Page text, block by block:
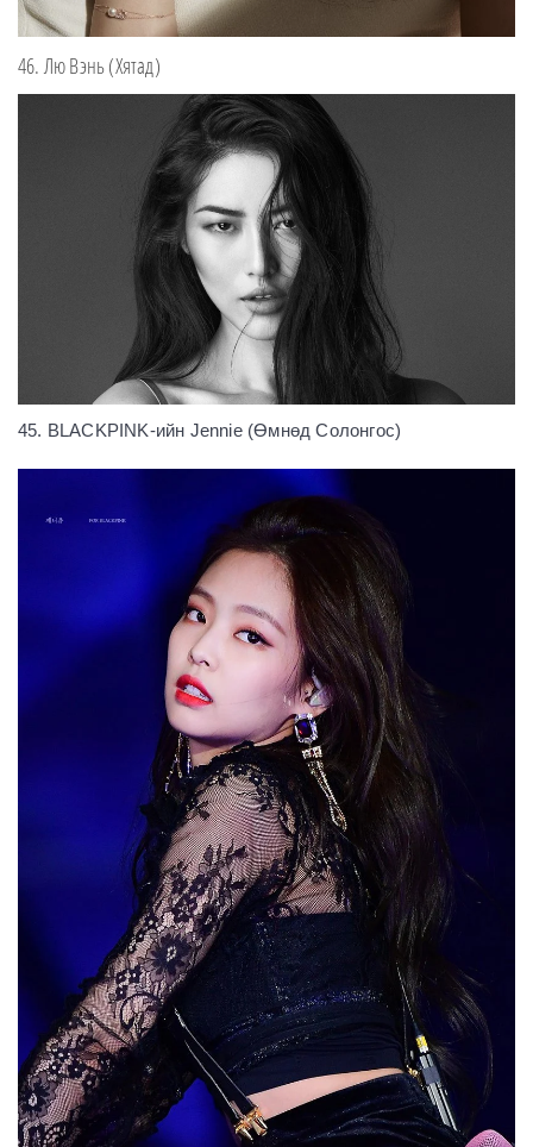
46. Лю Вэнь (Хятад)
45. BLACKPINK-ийн Jennie (Өмнөд Солонгос)